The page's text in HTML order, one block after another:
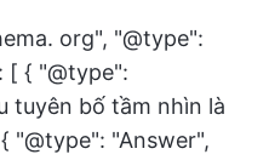
org", "@type":
[ { "@type":
tuyên bố tầm nhìn là
"@type": "Answer",